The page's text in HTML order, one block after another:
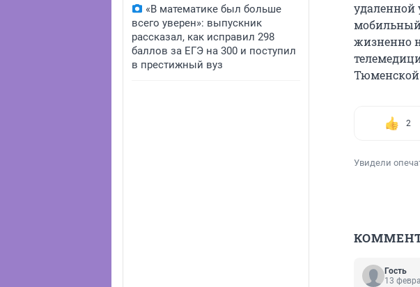
«В математике был больше
всего уверен»: выпускник
рассказал, как исправил 298
баллов за ЕГЭ на 300 и поступил
в престижный вуз
удаленной
мобильный
жизненно
Тюменской
2
Увидели
Гость
13